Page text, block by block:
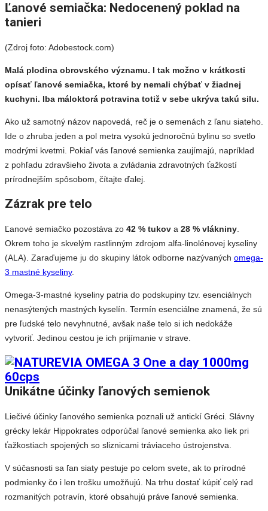
Ľanové semiačka: Nedocenený poklad na
tanieri
(Zdroj foto: Adobestock.com)
Malá plodina obrovského významu. I tak možno v krátkosti
opísať ľanové semiačka, ktoré by nemali chýbať v žiadnej
kuchyni. Iba máloktorá potravina totiž v sebe ukrýva takú silu.
Ako už samotný názov napovedá, reč je o semenách z ľanu siateho.
Ide o zhruba jeden a pol metra vysokú jednoročnú bylinu so svetlo
modrými kvetmi. Pokiaľ vás ľanové semienka zaujímajú, napríklad
z pohľadu zdravšieho života a zvládania zdravotných ťažkostí
prírodnejším spôsobom, čítajte ďalej.
Zázrak pre telo
Ľanové semiačko pozostáva zo 42 % tukov a 28 % vlákniny
Okrem toho je skvelým rastlinným zdrojom alfa-linolénovej kyseliny
(ALA). Zaraďujeme ju do skupiny látok odborne nazývaných omega-
3 mastné kyseliny.
Omega-3-mastné kyseliny patria do podskupiny tzv. esenciálnych
nenasýtených mastných kyselín. Termín esenciálne znamená, že sú
pre ľudské telo nevyhnutné, avšak naše telo si ich nedokáže
vytvoriť. Jedinou cestou je ich prijímanie v strave.
Unikátne účinky ľanových semienok
Liečivé účinky ľanového semienka poznali už antickí Gréci. Slávny
grécky lekár Hippokrates odporúčal ľanové semienka ako liek pri
ťažkostiach spojených so sliznicami tráviaceho ústrojenstva.
V súčasnosti sa ľan siaty pestuje po celom svete, ak to prírodné
podmienky čo i len trošku umožňujú. Na trhu dostať kúpiť celý rad
rozmanitých potravín, ktoré obsahujú práve ľanové semienka.